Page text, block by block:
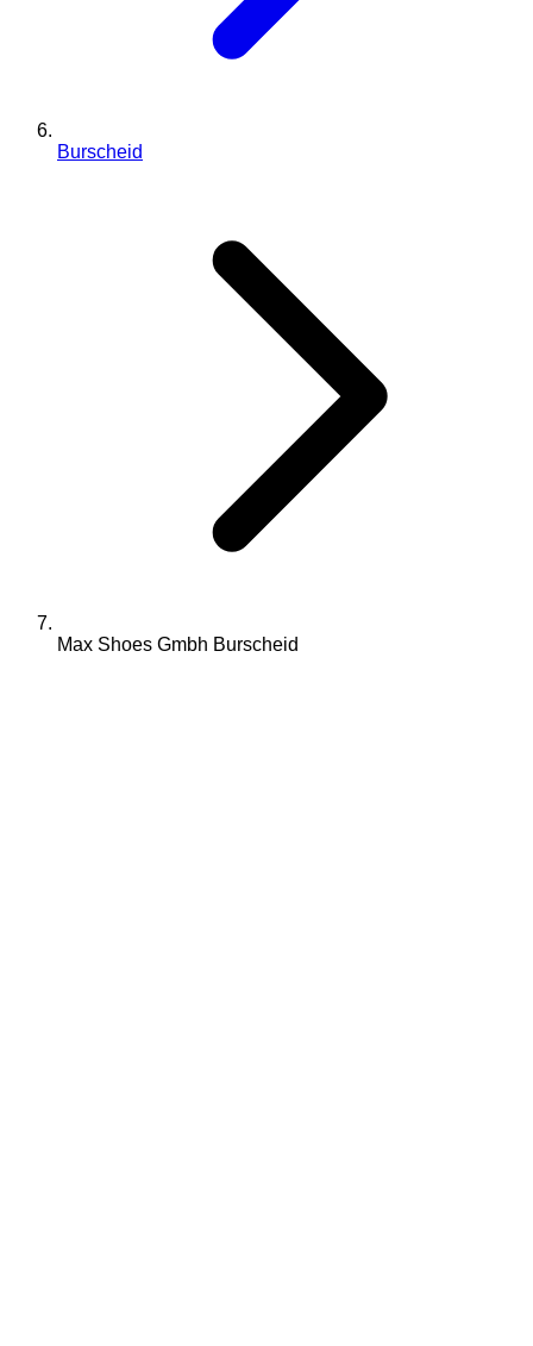
Burscheid
Max Shoes Gmbh Burscheid